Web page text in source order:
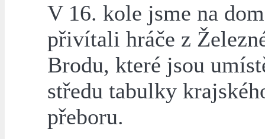
V 16. kole jsme na
přivítali hráče z
Brodu, které jsou
středu tabulky
přeboru.